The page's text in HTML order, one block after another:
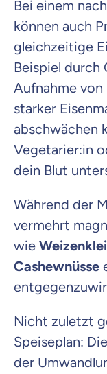
Bei einem
können auch
gleichzeitige
Beispiel
Aufnahme von
starker
abschwächen
Vegetarier:in
dein Blut
Während der
vermehrt
wie
Cashewnüsse
Nicht zuletzt
Speiseplan:
der